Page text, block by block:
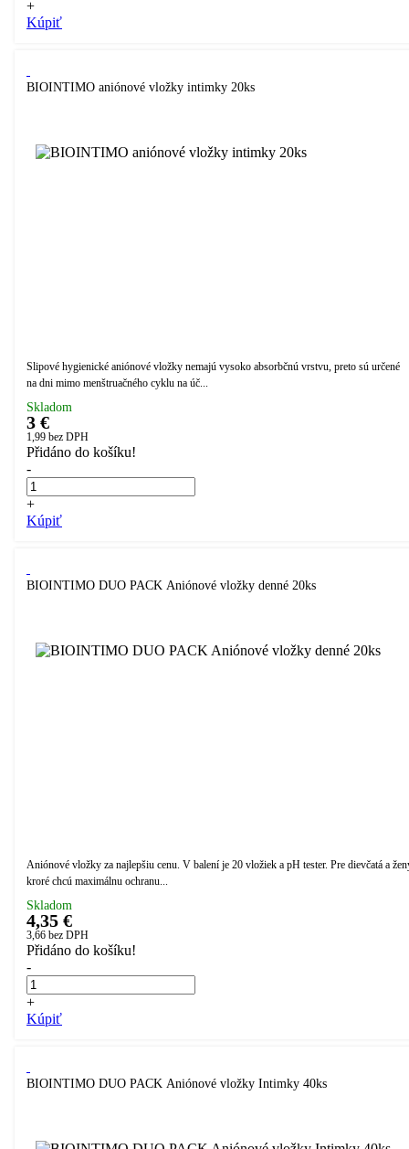
+
Kúpiť
BIOINTIMO aniónové vložky intimky 20ks
Slipové hygienické aniónové vložky nemajú vysoko absorbčnú vrstvu, preto sú určené
na dni mimo menštruačného cyklu na úč...
Skladom
3 €
1,99 bez DPH
Přidáno do košíku!
-
+
Kúpiť
BIOINTIMO DUO PACK Aniónové vložky denné 20ks
Aniónové vložky za najlepšiu cenu. V balení je 20 vložiek a pH tester. Pre dievčatá a
kroré chcú maximálnu ochranu...
Skladom
4,35 €
3,66 bez DPH
Přidáno do košíku!
-
+
Kúpiť
BIOINTIMO DUO PACK Aniónové vložky Intimky 40ks